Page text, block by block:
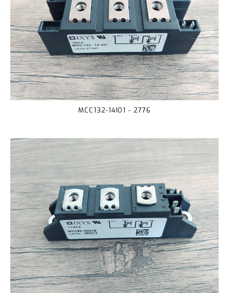
MCC132-14IO1 - 2776